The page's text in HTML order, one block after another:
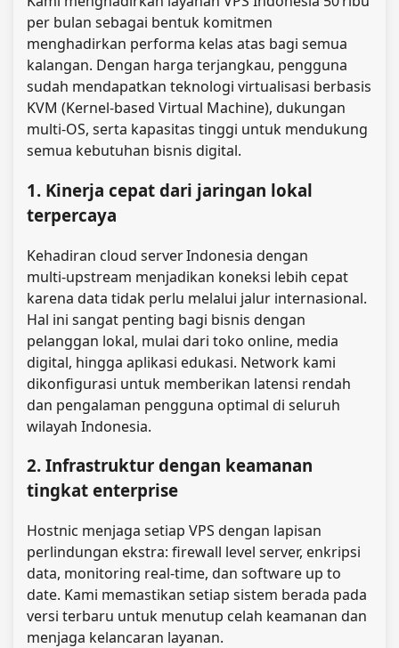
per bulan sebagai bentuk komitmen
menghadirkan performa kelas atas bagi semua
kalangan. Dengan harga terjangkau, pengguna
sudah mendapatkan teknologi virtualisasi berbasis
KVM (Kernel-based Virtual Machine), dukungan
multi‑OS, serta kapasitas tinggi untuk mendukung
semua kebutuhan bisnis digital.
1. Kinerja cepat dari jaringan lokal
terpercaya
Kehadiran cloud server Indonesia dengan
multi‑upstream menjadikan koneksi lebih cepat
karena data tidak perlu melalui jalur internasional.
Hal ini sangat penting bagi bisnis dengan
pelanggan lokal, mulai dari toko online, media
digital, hingga aplikasi edukasi. Network kami
dikonfigurasi untuk memberikan latensi rendah
dan pengalaman pengguna optimal di seluruh
wilayah Indonesia.
2. Infrastruktur dengan keamanan
tingkat enterprise
Hostnic menjaga setiap VPS dengan lapisan
perlindungan ekstra: firewall level server, enkripsi
data, monitoring real‑time, dan software up to
date. Kami memastikan setiap sistem berada pada
versi terbaru untuk menutup celah keamanan dan
menjaga kelancaran layanan.